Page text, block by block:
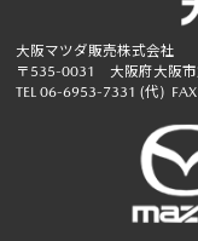
大阪マツダ販売株式会社
〒535-0031 大阪府大阪市
TEL 06-6953-7331 (代)